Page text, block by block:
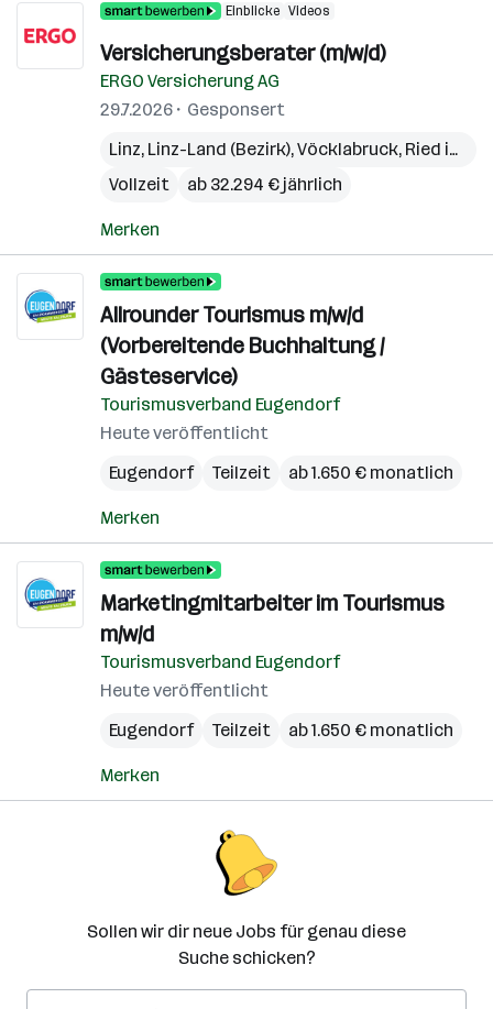
Einblicke Videos
Versicherungsberater (m/w/d)
ERGO Versicherung AG
29.7.2026
Gesponsert
Linz, Linz-Land (Bezirk),Vöcklabruck, Ried im Innkreis
Vollzeit
ab 32.294 € jährlich
Merken
Allrounder Tourismus m/w/d
(Vorbereitende Buchhaltung /
Gästeservice)
Tourismusverband Eugendorf
Heute veröffentlicht
Eugendorf
Teilzeit ab 1.650 € monatlich
Merken
Marketingmitarbeiter im Tourismus
m/w/d
Tourismusverband Eugendorf
Heute veröffentlicht
Eugendorf
Teilzeit ab 1.650 € monatlich
Merken
Sollen wir dir neue Jobs für genau diese
Suche schicken?